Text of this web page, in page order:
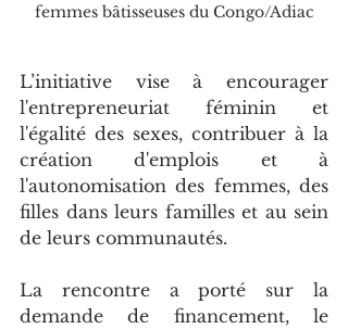
femmes bâtisseuses du Congo/Adiac
L’initiative vise à encourager
l'entrepreneuriat féminin et
l'égalité des sexes, contribuer à la
création d'emplois et à
l'autonomisation des femmes, des
filles dans leurs familles et au sein
de leurs communautés.
La rencontre a porté sur la
demande de financement, le